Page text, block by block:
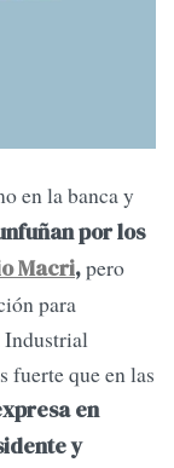
en la banca y
por los
Macri,pero
para
Industrial
fuerte que en las
en
y